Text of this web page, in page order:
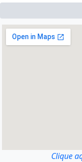
Clique